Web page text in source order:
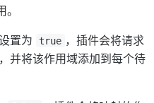
置为 true ，插件会将请求
并将该作用域添加到每个待